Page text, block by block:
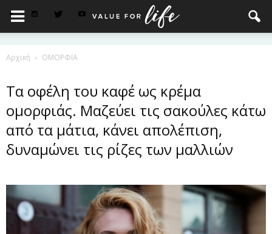
Αρχική ΟΜΟΡΦΙΑ
Τα οφέλη του καφέ ως κρέμα
ομορφιάς. Μαζεύει τις σακούλες κάτω
από τα μάτια, κάνει απολέπιση,
δυναμώνει τις ρίζες των μαλλιών